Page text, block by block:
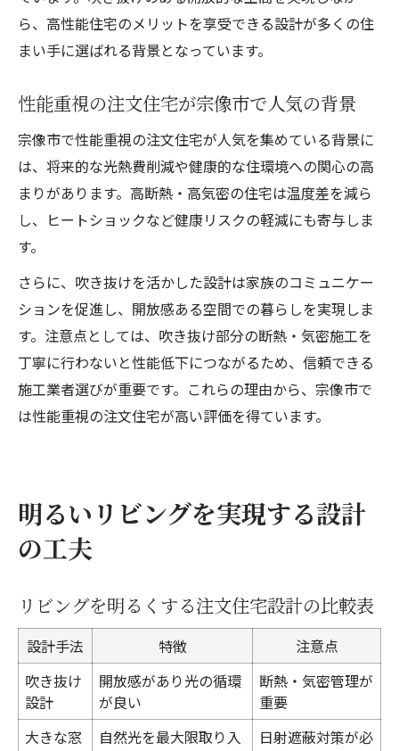
ら、高性能住宅のメリットを享受できる設計が多くの住
まい手に選ばれる背景となっています。
性能重視の注文住宅が宗像市で人気の背景
宗像市で性能重視の注文住宅が人気を集めている背景に
は、将来的な光熱費削減や健康的な住環境への関心の高
まりがあります。高断熱・高気密の住宅は温度差を減ら
し、ヒートショックなど健康リスクの軽減にも寄与しま
す。
さらに、吹き抜けを活かした設計は家族のコミュニケー
ションを促進し、開放感ある空間での暮らしを実現しま
す。注意点としては、吹き抜け部分の断熱・気密施工を
丁寧に行わないと性能低下につながるため、信頼できる
施工業者選びが重要です。これらの理由から、宗像市で
は性能重視の注文住宅が高い評価を得ています。
明るいリビングを実現する設計
の工夫
リビングを明るくする注文住宅設計の比較表
設計手法 特徴
注意点
吹き抜け
設計
開放感があり光の循環
が良い
断熱・気密管理が
重要
大きな窓
自然光を最大限取り入
日射遮蔽対策が必